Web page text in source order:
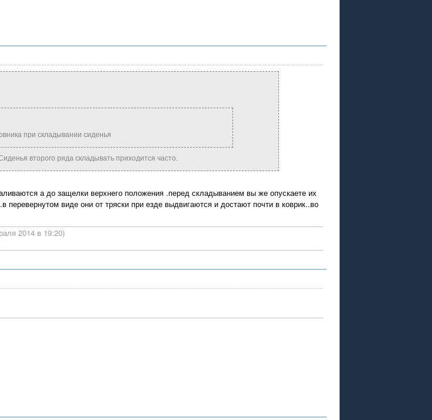
при складывании сиденья
второго ряда складывать приходится часто.
а до защелки верхнего положения .перед складыванием вы же опускаете их
перевернутом виде они от тряски при езде выдвигаются и достают почти в коврик..во
2014 в 19:20)